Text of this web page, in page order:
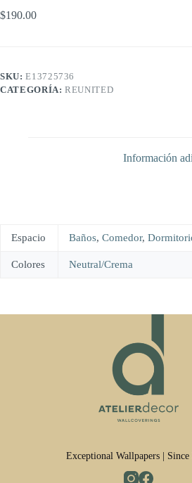
$190.00
SKU:E13725736
CATEGORÍA:REUNITED
Información
Espacio Baños, Comedor,
Colores Neutral/Crema
Exceptional Wallpapers | Since